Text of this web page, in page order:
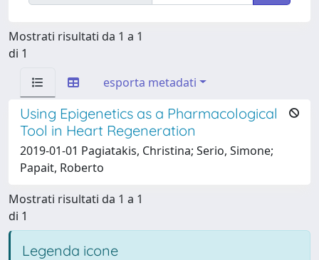
Mostrati risultati da 1 a 1
di 1
esporta metadati
Using Epigenetics as a Pharmacological
Tool in Heart Regeneration
2019-01-01 Pagiatakis, Christina; Serio, Simone;
Papait, Roberto
Mostrati risultati da 1 a 1
di 1
Legenda icone